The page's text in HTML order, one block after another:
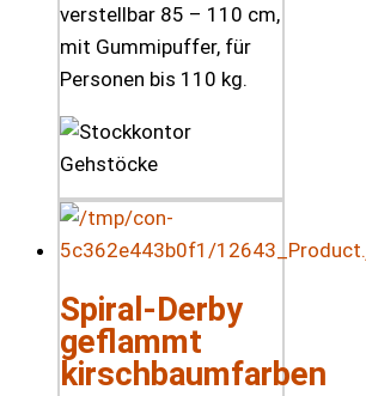
verstellbar 85 – 110 cm,
mit Gummipuffer, für
Personen bis 110 kg.
Spiral-Derby
geflammt
kirschbaumfarben